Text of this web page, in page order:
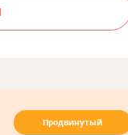
Продвинутый